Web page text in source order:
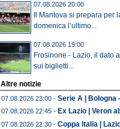
07.08.2026 20:00
Il Mantova si prepara per
domenica l’ultimo...
07.08.2026 19:00
Frosinone - Lazio, il dato
sui biglietti...
Altre notizie
07.08.2026 23:00 - Serie A | Bologna
07.08.2026 22:45 - Ex Lazio | Veron
07.08.2026 22:30 - Coppa Italia |